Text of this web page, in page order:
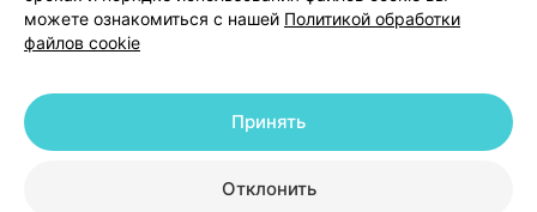
Персональные настройки Cookie
© 2026 ООО «Артокс Лаб», УНП 191700409 | 220012, Республика Беларусь,
+375 291212755
можете ознакомиться с нашей Политикой обработки
файлов cookie
Отклонить
Принять